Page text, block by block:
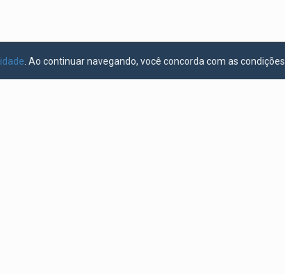
. Ao continuar navegando, você concorda com as condições.